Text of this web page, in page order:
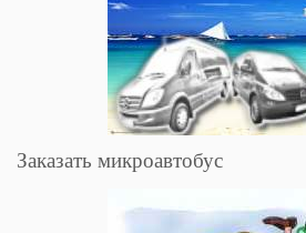
Заказать микроавтобус